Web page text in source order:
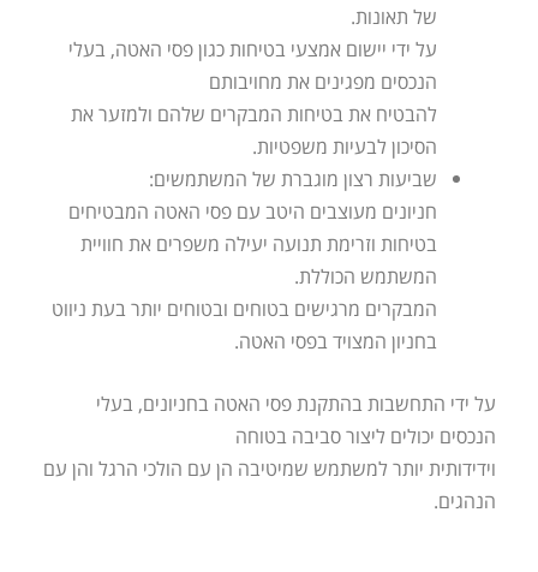
של תאונות.
על ידי יישום אמצעי בטיחות כגון פסי האטה, בעלי
הנכסים מפגינים את מחויבותם
להבטיח את בטיחות המבקרים שלהם ולמזער את
הסיכון לבעיות משפטיות.
שביעות רצון מוגברת של המשתמשים:
חניונים מעוצבים היטב עם פסי האטה המבטיחים
בטיחות וזרימת תנועה יעילה משפרים את חוויית
המשתמש הכוללת.
המבקרים מרגישים בטוחים ובטוחים יותר בעת ניווט
בחניון המצויד בפסי האטה.
על ידי התחשבות בהתקנת פסי האטה בחניונים, בעלי
הנכסים יכולים ליצור סביבה בטוחה
וידידותית יותר למשתמש שמיטיבה הן עם הולכי הרגל והן עם
הנהגים.